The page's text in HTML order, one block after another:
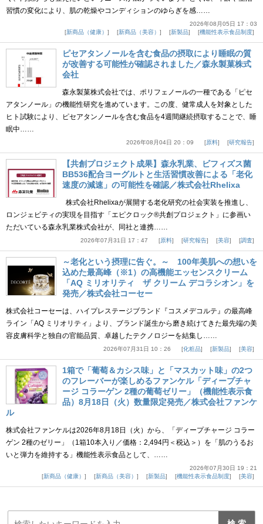
習慣の変化により、肌の乾燥やコンディションのゆらぎを感……
2026年08月05日 17：03
新商品（健康）
新商品（美容） 新製品 機能性表示食品制度
ピセアタンノールを含む食品の摂取により睡眠の質
が改善する可能性が確認されました／森永製菓株式
会社
森永製菓株式会社では、ポリフェノールの一種である「ピセ
アタンノール」の機能性研究を進めています。この度、健常成人を対象とした
ヒト試験により、ピセアタンノールを含む食品を4週間継続摂取することで、睡
眠中……
2026年08月04日 20：09 原料 研究報告
【共創プロジェクト成果】森永乳業、ビフィズス菌
BB536配合ヨーグルトと生活習慣改善による「老化
速度の減速」の可能性を確認／株式会社Rhelixa
株式会社Rhelixaが展開する老化研究の社会実装を推進し、
ロンジェビティの実現を目指す「エピクロック®共創プロジェクト」に参画い
ただいている森永乳業株式会社が、同社と連携……
2026年07月31日 17：47 原料 研究報告 美容 調査
～老化という摂理に告ぐ。～ 100年美肌への想いを
込めた最高峰（※1）の高機能エッセンスクリーム
「AQ ミリオリティ ザ クリーム デコラシオン」を
発売／株式会社コーセー
株式会社コーセーは、ハイプレステージブランド『コスメデコルテ』の最高峰
ライン「AQ ミリオリティ」より、ブランド誕生から磨き続けてきた最先端の美
容皮膚科学と独自の官能品質、卓越したテクノロジーを結集し……
2026年07月31日 10：26 化粧品 新製品 美容
1箱で「葡萄＆カシス味」と「マスカット味」の2つ
のフレーバーが楽しめるファンケル「ディープチャ
ージ コラーゲン 2種の葡萄ゼリー」（機能性表示食
品）8月18日（火）数量限定発売／株式会社ファンケ
ル
株式会社ファンケルは2026年8月18日（火）から、「ディープチャージ コラー
ゲン 2種のゼリー」（1箱10本入り／価格：2,494円＜税込＞）を「肌のうるお
いと弾力を維持する」機能性表示食品として、……
2026年07月30日 19：21
新商品（健康）
新商品（美容） 新製品 機能性表示食品制度 美容